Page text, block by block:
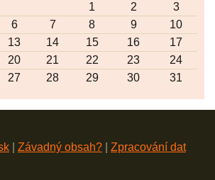
1
2
3
6 7 8 9
10
13 14 15 16
17
20 21 22 23
24
27 28 29 30 31
Závadný obsah? Zpracování dat